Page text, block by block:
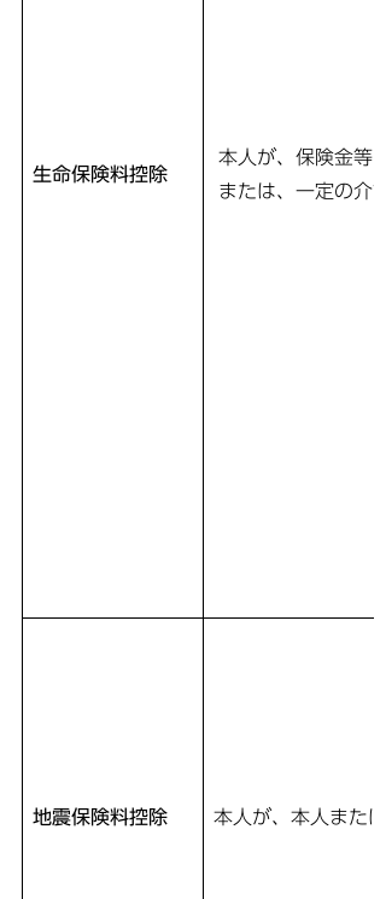
生命保険料控除
本人が、保険金等
または、一定の介
地震保険料控除 本人が、本人また